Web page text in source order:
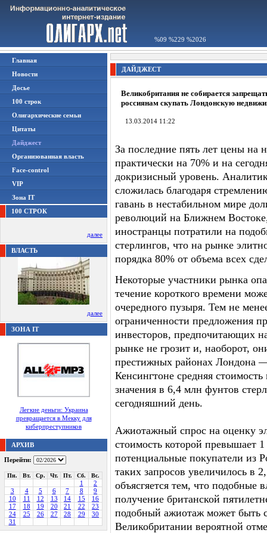
%09 %229 %2026
Главная
Новости
Досье
100 строк
Олигархические семьи
Цитаты
Дайджест
Организованная власть
Face-control
VIP
Зона IT
100 СТРОК
далее
ВЛАСТЬ
далее
ЗОНА IT
Легкие деньги: Украина
превращается в Мекку для
киберпреступников
АРХИВ
Перейти:
Пн. Вт. Ср. Чт. Пт. Сб. Вс.
1
2
3
4 5 6 7 8
9
10
11 12 13 14 15
16
17
18 19 20 21 22
23
24
25 26 27 28 29
30
31
ДАЙДЖЕСТ
Великобритания не собирается
россиянам скупать Лондонскую
13.03.2014 11:22
За последние пять лет цены на
практически на 70% и на
докризисный уровень.
сложилась благодаря
гавань в нестабильном мире
революций на Ближнем
иностранцы потратили на
стерлингов, что на рынке
порядка 80% от объема всех
Некоторые участники рынка
течение короткого времени
очередного пузыря. Тем не
ограниченности предложения
инвесторов, предпочитающих
рынке не грозит и, наоборот,
престижных районах Лондона
Кенсингтоне средняя
значения в 6,4 млн фунтов
сегодняшний день.
Ажиотажный спрос на оценку
стоимость которой превышает
потенциальные покупатели из
таких запросов увеличилось в
объясгяется тем, что подобные
получение британской
подобный ажиотаж может быть
Великобритании вероятной